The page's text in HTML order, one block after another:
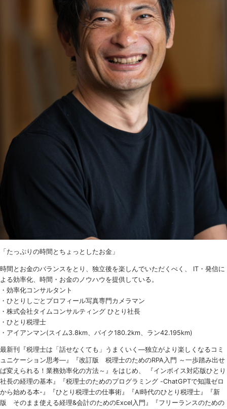
「たっぷりの時間とちょっとしたお金」
時間とお金のバランスをとり、独立後を楽しんでいただくべく、 IT・発信に
よる効率化、時間・お金のノウハウを提供している。
・効率化コンサルタント
・ひとりしごとプロフィール写真専門カメラマン
・株式会社タイムコンサルティング ひとり社長
・ひとり税理士
・アイアンマン(スイム3.8km、バイク180.2km、ラン42.195km)
最新刊『税理士は「話せなくても」うまくいく ―独立がより楽しくなるコミ
ュニケーション思考―』『改訂版 税理士のためのRPA入門 ～一歩踏み出せ
ば変えられる！業務効率化の方法～』をはじめ、 『インボイス対応版ひとり
社長の経理の基本』『税理士のためのプログラミング -ChatGPTで知識ゼロ
から始める本-』『ひとり税理士の仕事術』『AI時代のひとり税理士』『新
版 そのまま使える経理&会計のためのExcel入門』『フリーランスのための